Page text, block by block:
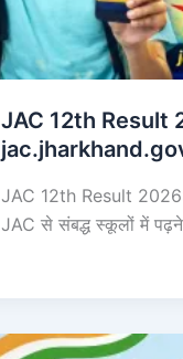
JAC 12th Result
JAC 12th Result
JAC से संबद्ध स्कूलों में पढ़ने